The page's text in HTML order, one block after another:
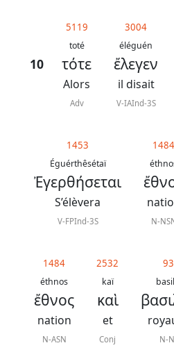
10
5119
toté
τότε
Alors
Adv
3004
éléguén
ἔλεγεν
il disait
V-IAInd-3S
1453
Éguérthêsétaï
Ἐγερθήσεται
S’élèvera
V-FPInd-3S
1484
N-
1484
éthnos
ἔθνος
nation
N-ASN
2532
kaï
καὶ
et
Conj N-